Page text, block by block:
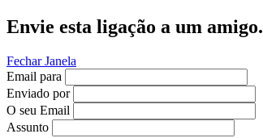
Envie esta ligação a um amigo.
Fechar Janela
Email para
Enviado por
O seu Email
Assunto